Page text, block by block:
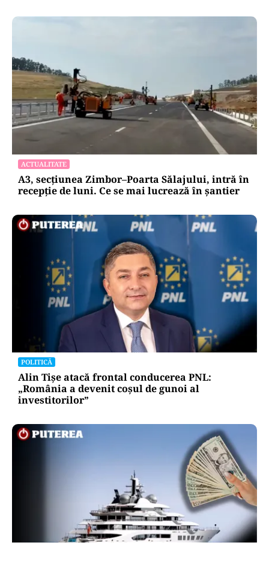
ACTUALITATE
A3, secțiunea Zimbor–Poarta Sălajului, intră în
recepție de luni. Ce se mai lucrează în șantier
POLITICĂ
Alin Tișe atacă frontal conducerea PNL:
„România a devenit coșul de gunoi al
investitorilor”